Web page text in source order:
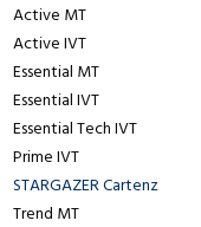
Active MT
Active IVT
Essential MT
Essential IVT
Essential Tech IVT
Prime IVT
STARGAZER Cartenz
Trend MT